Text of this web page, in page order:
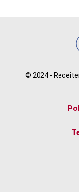
© 2024 -